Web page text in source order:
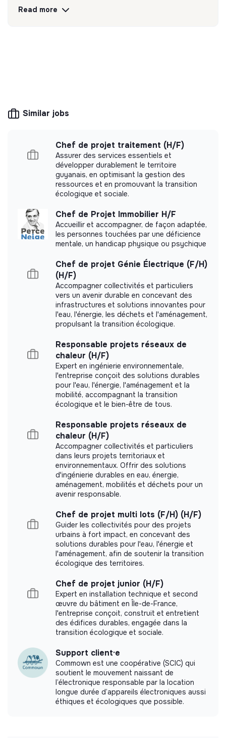
Discover
association, cooperative, foundation, mutual or
More information
Website
Company
Between 15 and 50
persons
industry
Impact study
Carried out an internal impact measurement.
Labels and certifications
Alumni or incubated of makesense
France.
Documents
Did not yet add a transparency document.
Read more
Similar jobs
Chef de projet traitement (H/F)
Assurer des services essentiels et
développer durablement le territoire
guyanais, en optimisant la gestion des
ressources et en promouvant la transition
écologique et sociale.
Chef de Projet Immobilier H/F
Accueillir et accompagner, de façon adaptée,
les personnes touchées par une déficience
mentale, un handicap physique ou psychique
Chef de projet Génie Électrique (F/H)
(H/F)
Accompagner collectivités et particuliers
vers un avenir durable en concevant des
infrastructures et solutions innovantes pour
l'eau, l'énergie, les déchets et l'aménagement,
propulsant la transition écologique.
Responsable projets réseaux de
chaleur (H/F)
Expert en ingénierie environnementale,
l'entreprise conçoit des solutions durables
pour l'eau, l'énergie, l'aménagement et la
mobilité, accompagnant la transition
écologique et le bien-être de tous.
Responsable projets réseaux de
chaleur (H/F)
Accompagner collectivités et particuliers
dans leurs projets territoriaux et
environnementaux. Offrir des solutions
d'ingénierie durables en eau, énergie,
aménagement, mobilités et déchets pour un
avenir responsable.
Chef de projet multi lots (F/H) (H/F)
Guider les collectivités pour des projets
urbains à fort impact, en concevant des
solutions durables pour l'eau, l'énergie et
l'aménagement, afin de soutenir la transition
écologique des territoires.
Chef de projet junior (H/F)
Expert en installation technique et second
œuvre du bâtiment en Île-de-France,
l'entreprise conçoit, construit et entretient
des édifices durables, engagée dans la
transition écologique et sociale.
Support client·e
Commown est une coopérative (SCIC) qui
soutient le mouvement naissant de
l’électronique responsable par la location
longue durée d’appareils électroniques aussi
éthiques et écologiques que possible.